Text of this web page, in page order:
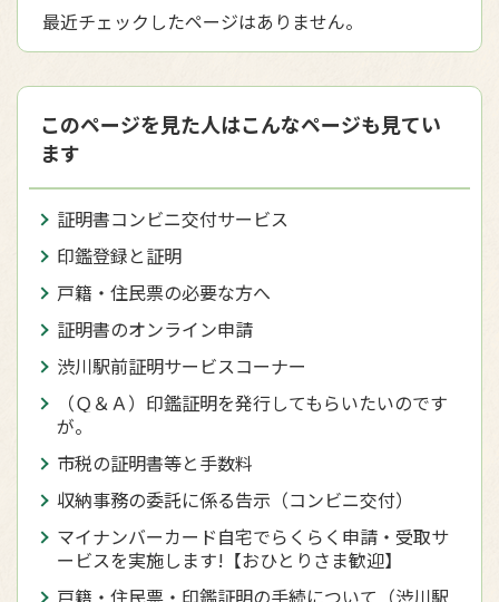
最近チェックしたページはありません。
このページを見た人はこんなページも見てい
ます
証明書コンビニ交付サービス
印鑑登録と証明
戸籍・住民票の必要な方へ
証明書のオンライン申請
渋川駅前証明サービスコーナー
（Ｑ＆Ａ）印鑑証明を発行してもらいたいのです
が。
市税の証明書等と手数料
収納事務の委託に係る告示（コンビニ交付）
マイナンバーカード自宅でらくらく申請・受取サ
ービスを実施します!【おひとりさま歓迎】
戸籍・住民票・印鑑証明の手続について（渋川駅